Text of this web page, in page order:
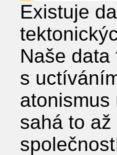
Existuje
Naše
s
sahá to